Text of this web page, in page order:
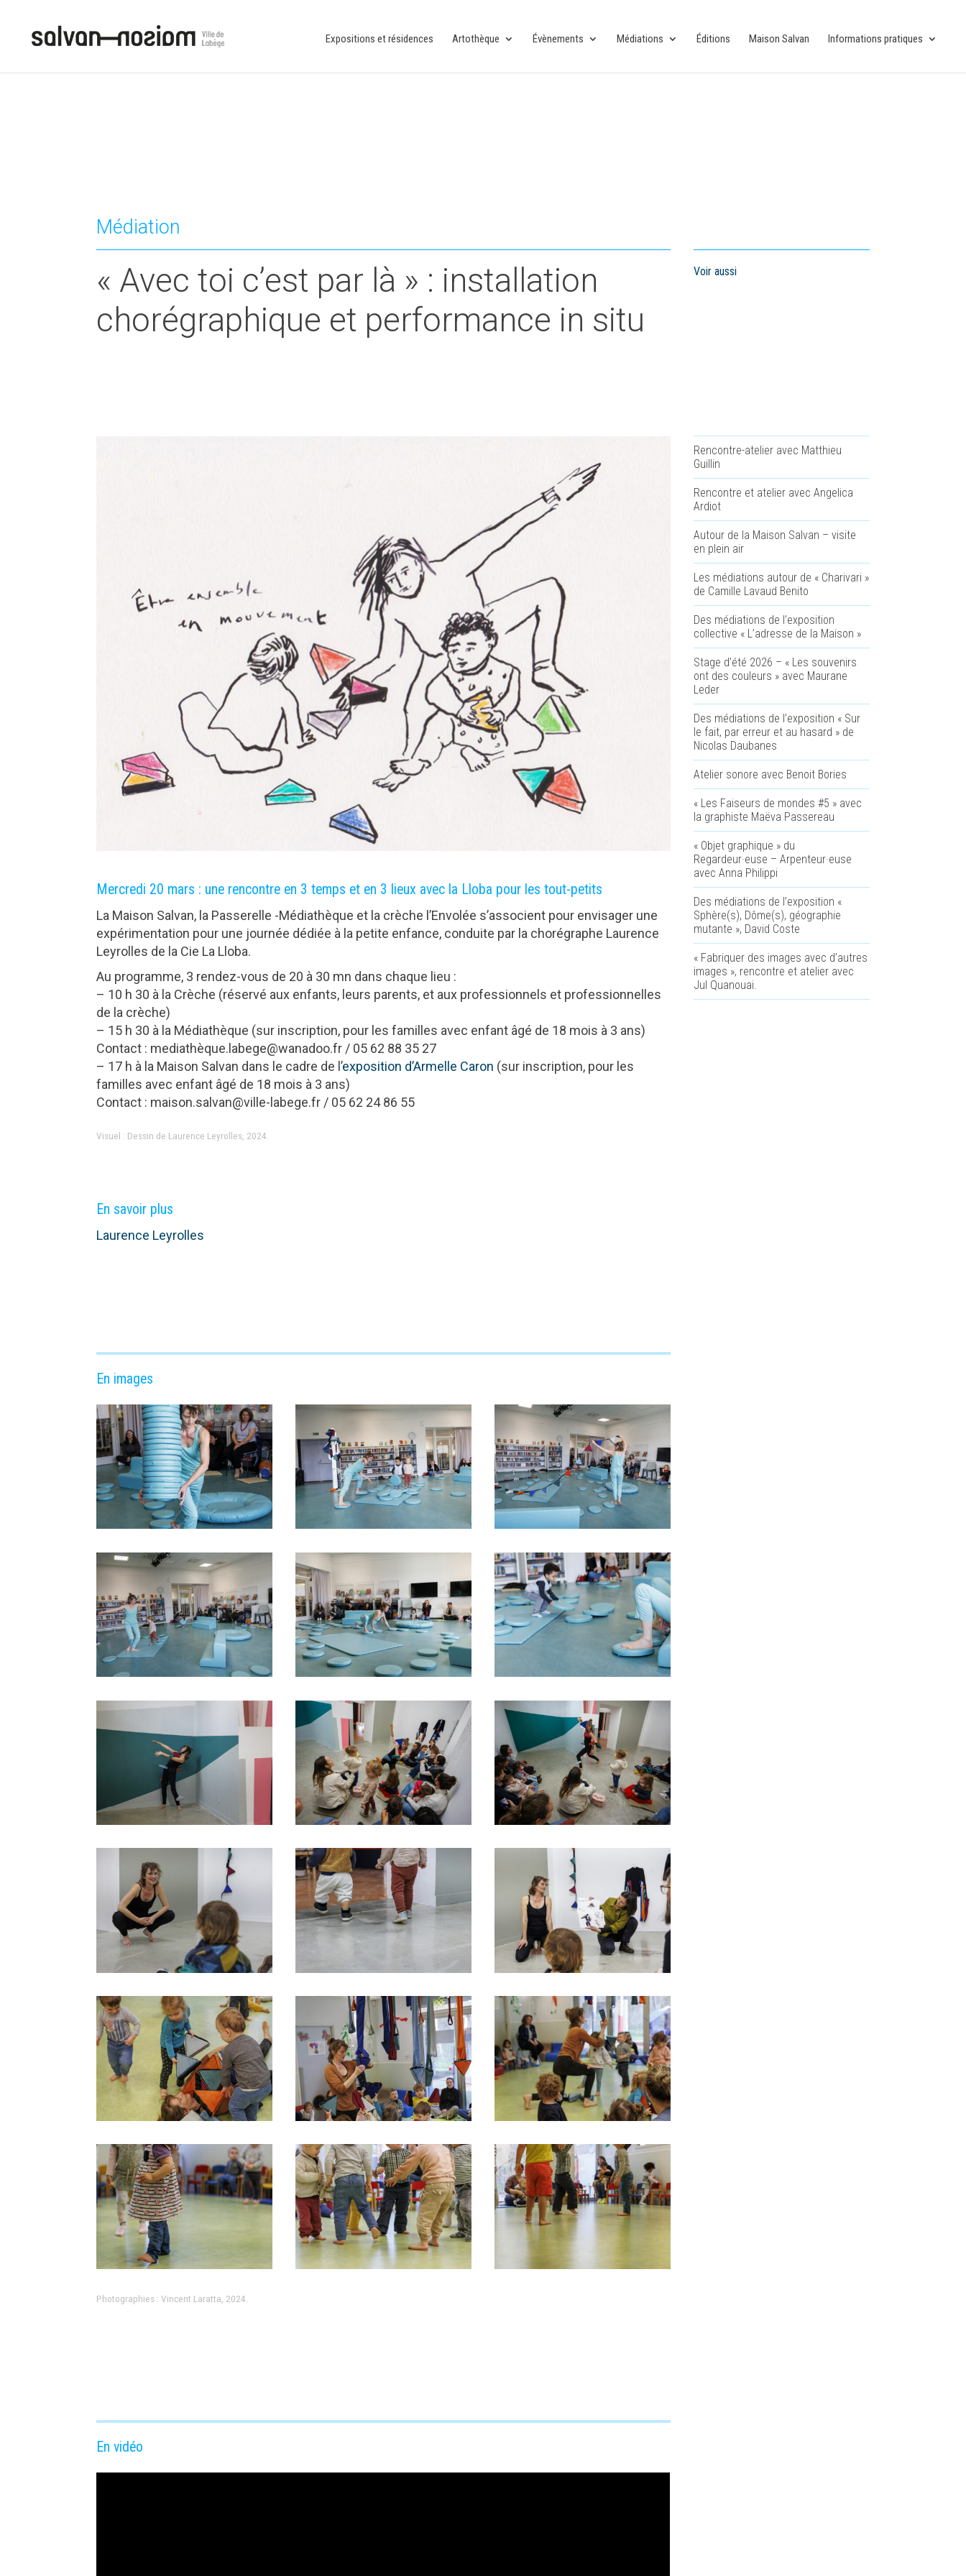
Expositions et résidences Artothèque Évènements Médiations Éditions Maison Salvan Informations pratiques
Médiation
« Avec toi c’est par là » : installation
chorégraphique et performance in situ
Mercredi 20 mars : une rencontre en 3 temps et en 3 lieux avec la Lloba pour les tout-petits
La Maison Salvan, la Passerelle -Médiathèque et la crèche l’Envolée s’associent pour envisager une
expérimentation pour une journée dédiée à la petite enfance, conduite par la chorégraphe Laurence
Leyrolles de la Cie La Lloba.
Au programme, 3 rendez-vous de 20 à 30 mn dans chaque lieu :
– 10 h 30 à la Crèche (réservé aux enfants, leurs parents, et aux professionnels et professionnelles
de la crèche)
– 15 h 30 à la Médiathèque (sur inscription, pour les familles avec enfant âgé de 18 mois à 3 ans)
Contact : mediathèque.labege@wanadoo.fr / 05 62 88 35 27
– 17 h à la Maison Salvan dans le cadre de l’exposition d’Armelle Caron (sur inscription, pour les
familles avec enfant âgé de 18 mois à 3 ans)
Contact : maison.salvan@ville-labege.fr / 05 62 24 86 55
Visuel : Dessin de Laurence Leyrolles, 2024.
Voir aussi
Rencontre-atelier avec Matthieu
Guillin
Rencontre et atelier avec Angelica
Ardiot
Autour de la Maison Salvan – visite
en plein air
Les médiations autour de « Charivari »
de Camille Lavaud Benito
Des médiations de l’exposition
collective « L’adresse de la Maison »
Stage d’été 2026 – « Les souvenirs
ont des couleurs » avec Maurane
Leder
Des médiations de l’exposition « Sur
le fait, par erreur et au hasard » de
Nicolas Daubanes
Atelier sonore avec Benoit Bories
« Les Faiseurs de mondes #5 » avec
la graphiste Maëva Passereau
« Objet graphique » du
Regardeur·euse – Arpenteur·euse
avec Anna Philippi
Des médiations de l’exposition «
Sphère(s), Dôme(s), géographie
mutante », David Coste
« Fabriquer des images avec d’autres
images », rencontre et atelier avec
Jul Quanouai.
En savoir plus
Laurence Leyrolles
En images
Photographies : Vincent Laratta, 2024.
En vidéo